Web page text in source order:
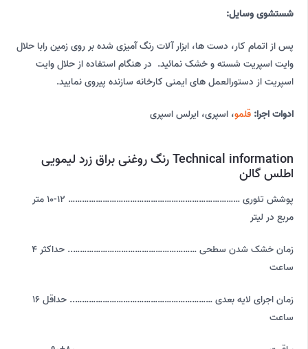
شستشوی وسایل:
پس از اتمام کار، دست ها، ابزار آلات رنگ آمیزی شده بر روی زمین رابا حلال
وایت اسپریت شسته و خشک نمائید. در هنگام استفاده از حلال وایت
اسپریت از دستورالعمل های ایمنی کارخانه سازنده پیروی نمایید.
ادوات اجرا: قلمو، اسپری، ایرلس اسپری
Technical information رنگ روغنی براق زرد لیمویی
اطلس گالن
پوشش تئوری ………………………………………………………………… 12-10 متر
مربع در لیتر
زمان خشک شدن سطحی ……………………………………………….. حداکثر 4
ساعت
زمان اجرای لایه بعدی …………………………………………………….. حداقل 16
ساعت